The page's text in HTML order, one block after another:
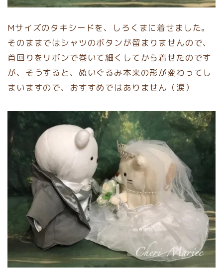
Mサイズのタキシードを、しろくまに着せました。
そのままではシャツのボタンが留まりませんので、
首回りをリボンで巻いて細くしてから着せたのです
が、そうすると、ぬいぐるみ本来の形が変わってし
まいますので、おすすめではありません（涙）